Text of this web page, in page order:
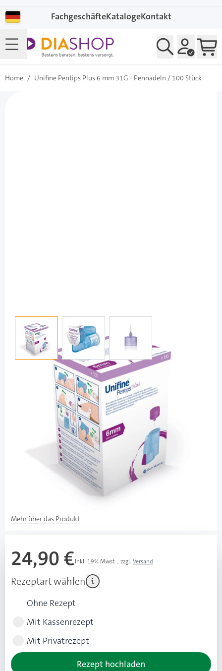
FachgeschäfteKatalogeKontakt
Home / Unifine Pentips Plus 6 mm 31G - Pennadeln / 100 Stück
View larger image
Owen Mumford
Unifine Pentips Plus 6 mm 31G -
Pennadeln / 100 Stück
PZN: 06562733 / Diashop.de Kat.-Nr.
Lieferzeit 3-7 Werktage
Besonderheiten
3-Facetten-Schliff
einzigartige Gleitbeschichtung aus Silikon
integrierte Abwurfkammer
Mehr über das Produkt
24,90 €Inkl. 19% Mwst. , zzgl. Versand
Rezeptart wählen
Ohne Rezept
Mit Kassenrezept
Mit Privatrezept
Rezept hochladen